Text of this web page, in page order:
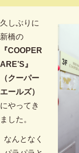
久しぶりに
新橋の
『COOPER
ARE’S』
（クーパー
エールズ）
にやってき
ました。
なんとなく